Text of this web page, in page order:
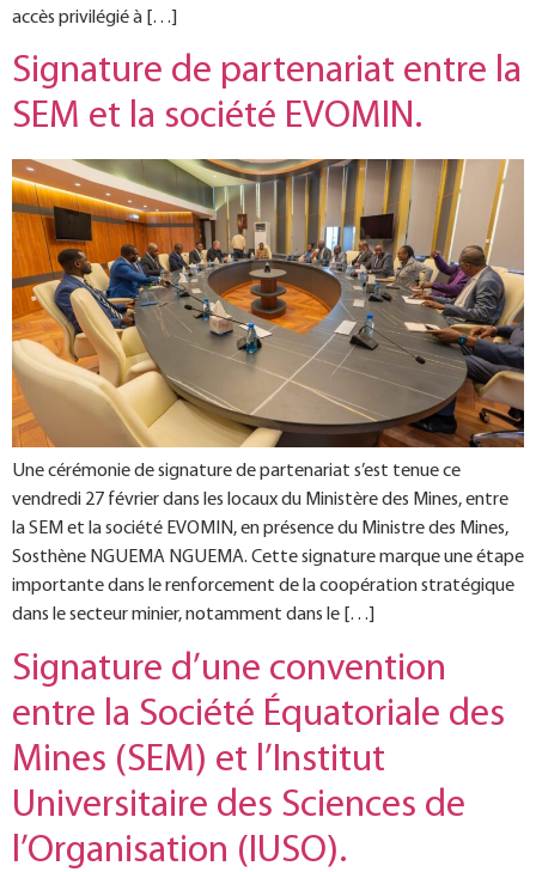
accès privilégié à […]
Signature de partenariat entre la
SEM et la société EVOMIN.
Une cérémonie de signature de partenariat s’est tenue ce
vendredi 27 février dans les locaux du Ministère des Mines, entre
la SEM et la société EVOMIN, en présence du Ministre des Mines,
Sosthène NGUEMA NGUEMA. Cette signature marque une étape
importante dans le renforcement de la coopération stratégique
dans le secteur minier, notamment dans le […]
Signature d’une convention
entre la Société Équatoriale des
Mines (SEM) et l’Institut
Universitaire des Sciences de
l’Organisation (IUSO).